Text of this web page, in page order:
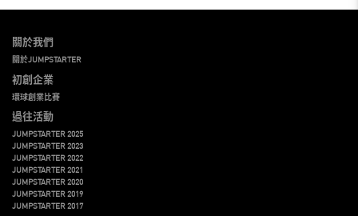
關於我們
關於JUMPSTARTER
初創企業
環球創業比賽
過往活動
JUMPSTARTER 2025
JUMPSTARTER 2023
JUMPSTARTER 2022
JUMPSTARTER 2021
JUMPSTARTER 2020
JUMPSTARTER 2019
JUMPSTARTER 2017